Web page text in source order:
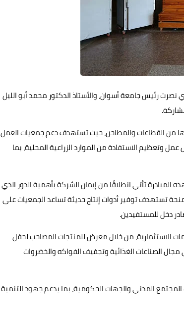
نصرت رئيس جامعة أسوان، والأستاذ الدكتور محمد أبو الليل
من القطاعات والمطاحن، حيث تستهدف دعم جمعيات العمل
الاستفادة من الموارد الزراعية المحلية، بما
المبادرة تأتي انطلاقًا من إيمان الشركة بأهمية الدور الذي
تستهدف توفير أدوات إنتاج حديثة تساعد الجمعيات على
دخل للمستفيدين.
الاستثمارية، من خلال معرض للمنتجات المصاحب لحفل
الصناعات الغذائية وتجفيف الفواكه والخضروات
المدني والجهات الحكومية، بما يدعم جهود التنمية